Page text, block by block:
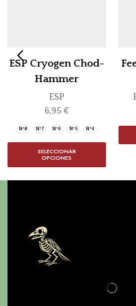
ESP Cryogen Chod-
Hammer
ESP
6,95 €
Nº8 Nº7 Nº6 Nº5 Nº4
SELECCIONAR
OPCIONES